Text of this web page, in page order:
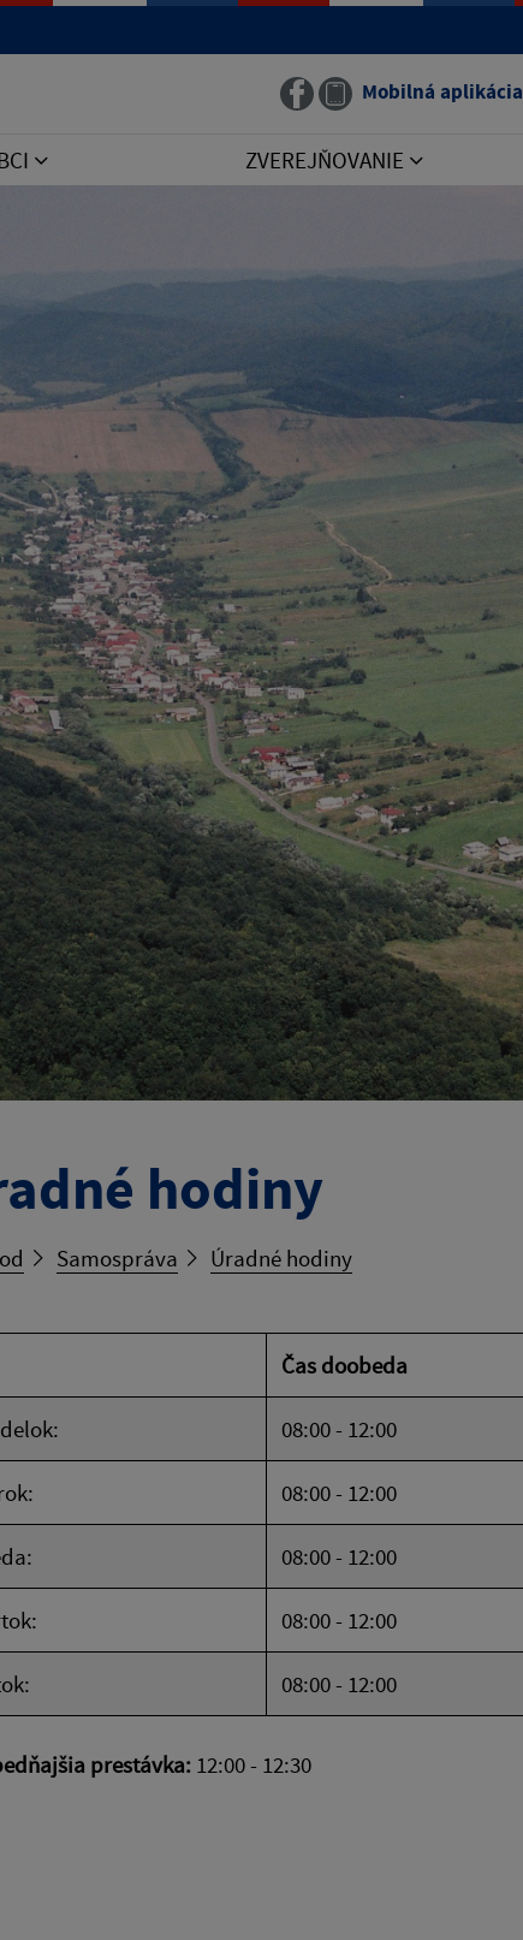
Mobilná aplikácia
ZVEREJŇOVANIE
hodiny
Samospráva Úradné hodiny
Čas doobeda
08:00 - 12:00
08:00 - 12:00
08:00 - 12:00
08:00 - 12:00
08:00 - 12:00
prestávka: 12:00 - 12:30